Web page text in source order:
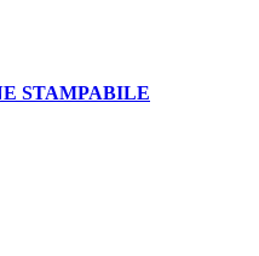
STAMPABILE